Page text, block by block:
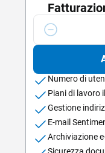
Numero di
Piani di lavoro
Gestione
E-mail
Archiviazione